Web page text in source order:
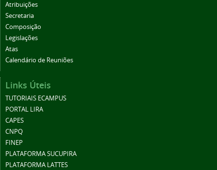
Atribuições
Secretaria
Composição
Legislações
Atas
Calendário de Reuniões
Links Úteis
TUTORIAIS ECAMPUS
PORTAL LIRA
CAPES
CNPQ
FINEP
PLATAFORMA SUCUPIRA
PLATAFORMA LATTES